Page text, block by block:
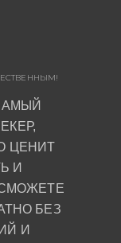
ЦЕНИТ
И
БЕЗ
И